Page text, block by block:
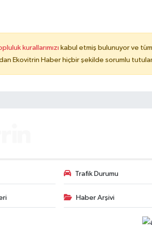
kurallarımızı kabul etmiş bulunuyor ve
Ekovitrin Haber hiçbir şekilde sorumlu
Trafik Durumu
Haber Arşivi